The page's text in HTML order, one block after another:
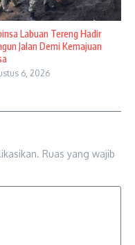
Labuan Tereng Hadir
Jalan Demi Kemajuan
6, 2026
Ruas yang wajib